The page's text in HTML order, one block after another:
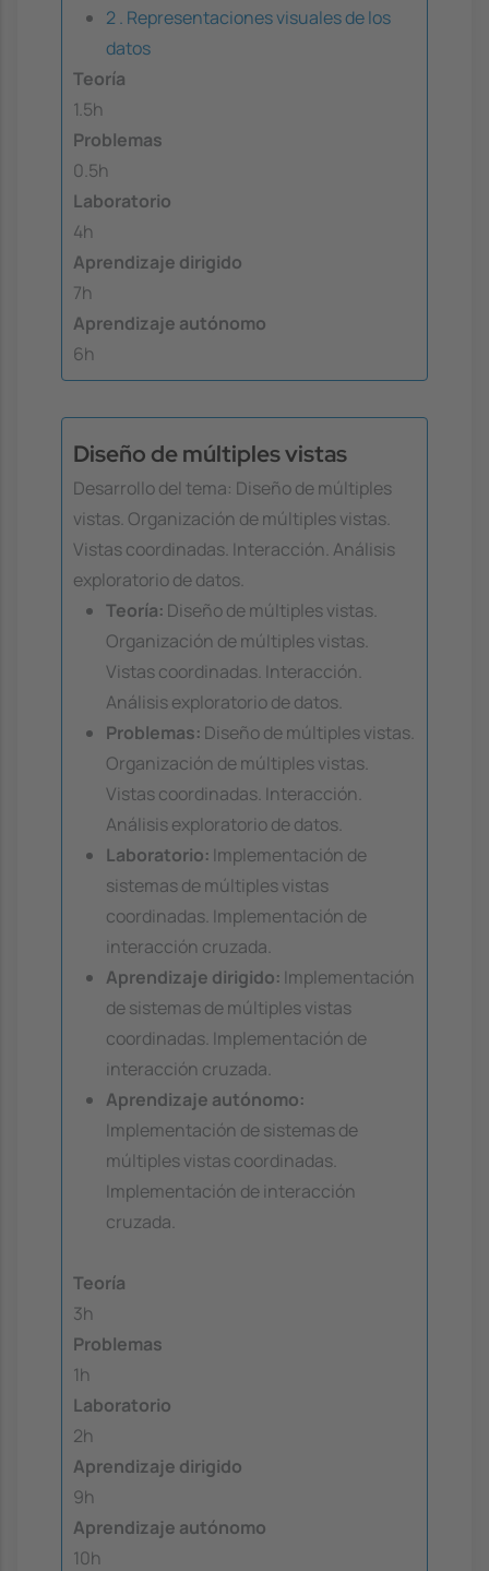
2 . Representaciones visuales de los
datos
Teoría
1.5h
Problemas
0.5h
Laboratorio
4h
Aprendizaje dirigido
7h
Aprendizaje autónomo
6h
Diseño de múltiples vistas
Desarrollo del tema: Diseño de múltiples
vistas. Organización de múltiples vistas.
Vistas coordinadas. Interacción. Análisis
exploratorio de datos.
Teoría: Diseño de múltiples vistas.
Organización de múltiples vistas.
Vistas coordinadas. Interacción.
Análisis exploratorio de datos.
Problemas: Diseño de múltiples vistas.
Organización de múltiples vistas.
Vistas coordinadas. Interacción.
Análisis exploratorio de datos.
Laboratorio: Implementación de
sistemas de múltiples vistas
coordinadas. Implementación de
interacción cruzada.
Aprendizaje dirigido: Implementación
de sistemas de múltiples vistas
coordinadas. Implementación de
interacción cruzada.
Aprendizaje autónomo:
Implementación de sistemas de
múltiples vistas coordinadas.
Implementación de interacción
cruzada.
Teoría
3h
Problemas
1h
Laboratorio
2h
Aprendizaje dirigido
9h
Aprendizaje autónomo
10h